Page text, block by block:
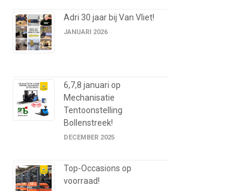
Adri 30 jaar bij Van Vliet!
JANUARI 2026
6,7,8 januari op
Mechanisatie
Tentoonstelling
Bollenstreek!
DECEMBER 2025
Top-Occasions op
voorraad!